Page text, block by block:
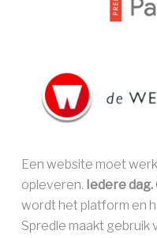
Een website moet
opleveren. Iedere dag.
wordt het platform en
Spredle maakt gebruik